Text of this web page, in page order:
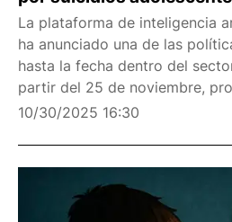
La plataforma de inteligencia
ha anunciado una de las
hasta la fecha dentro del
partir del 25 de noviembre,
usuario menor de 18 años
10/30/2025 16:30